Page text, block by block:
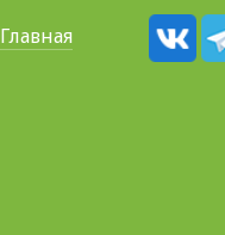
Главная